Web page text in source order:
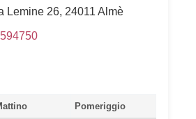
Lemine 26, 24011 Almè
Pomeriggio